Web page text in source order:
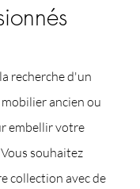
recherche d'un
ancien ou
embellir votre
souhaitez
collection avec de